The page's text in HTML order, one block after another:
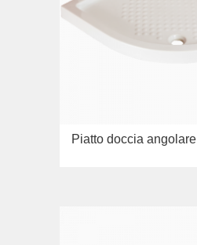
Piatto doccia angolare